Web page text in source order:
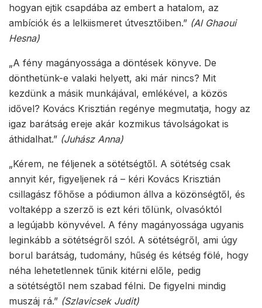
hogyan ejtik csapdába az embert a hatalom, az
ambíciók és a lelkiismeret útvesztőiben.” (Al Ghaoui
Hesna)
„A fény magányossága a döntések könyve. De
dönthetünk-e valaki helyett, aki már nincs? Mit
kezdünk a másik munkájával, emlékével, a közös
idővel? Kovács Krisztián regénye megmutatja, hogy az
igaz barátság ereje akár kozmikus távolságokat is
áthidalhat.” (Juhász Anna)
„Kérem, ne féljenek a sötétségtől. A sötétség csak
annyit kér, figyeljenek rá – kéri Kovács Krisztián
csillagász főhőse a pódiumon állva a közönségtől, és
voltaképp a szerző is ezt kéri tőlünk, olvasóktól
a legújabb könyvével. A fény magányossága ugyanis
leginkább a sötétségről szól. A sötétségről, ami úgy
borul barátság, tudomány, hűség és kétség fölé, hogy
néha lehetetlennek tűnik kitérni előle, pedig
a sötétségtől nem szabad félni. De figyelni mindig
muszáj rá.” (Szlavicsek Judit)